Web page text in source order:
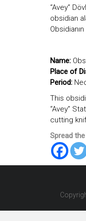
diyarı
kimi
qədim
yadigarı
olan
“Avey”
adı
ilə
“Avey”
obsidian
Name:
Place of
Period:
This
“Avey”
cutting
Spread